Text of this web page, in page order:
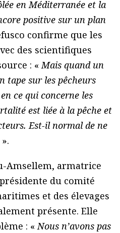
en Méditerranée et la
positive sur un plan
confirme que les
des scientifiques
: «Mais quand un
tape sur les pêcheurs
ce qui concerne les
est liée à la pêche et
Est-il normal de ne
».
Amsellem, armatrice
du comité
et des élevages
présente. Elle
: «Nous n’avons pas